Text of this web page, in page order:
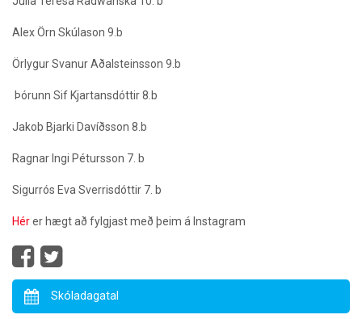
Alex Örn Skúlason 9.b
Örlygur Svanur Aðalsteinsson 9.b
Þórunn Sif Kjartansdóttir 8.b
Jakob Bjarki Davíðsson 8.b
Ragnar Ingi Pétursson 7. b
Sigurrós Eva Sverrisdóttir 7. b
Hérer hægt að fylgjast með þeim á Instagram
Skóladagatal